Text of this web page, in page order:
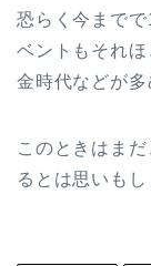
恐らく今まで
ベントもそれ
金時代などが多
このときはま
るとは思いも